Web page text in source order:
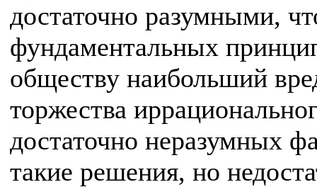
достаточно разумными,
фундаментальных
обществу наибольший
торжества
достаточно неразумных
такие решения, но